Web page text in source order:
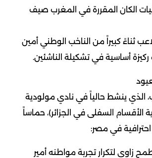
الكان المقررة في المغرب صيف
ثناءً كبيراً من الناخب الوطني أمين
ركيزة أساسية في تشكيلة الناشئين.
الذي ينشط حالياً في نادي مولودية
الأقسام السفلى في الجزائر)، حماساً
في مصر:
زاوي لتكرار تجربة مواطنه أمير